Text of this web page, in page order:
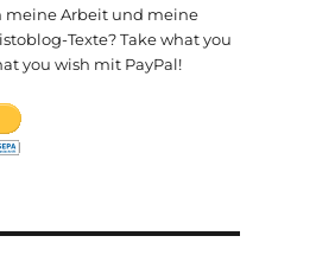
meine Arbeit und meine
Texte? Take what you
you wish mit PayPal!